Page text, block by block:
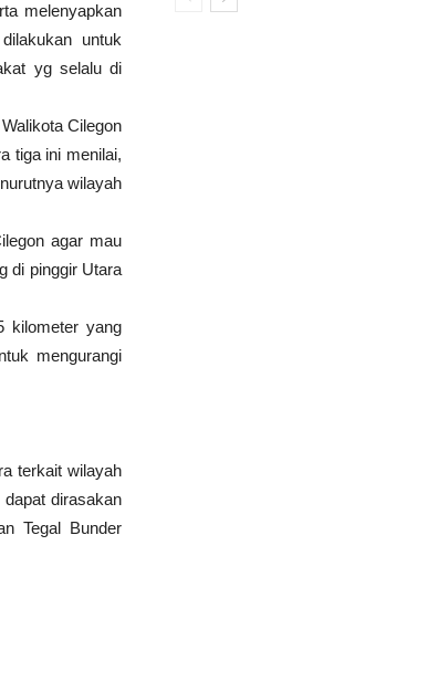
melenyapkan
untuk
yg selalu di
Cilegon
tiga ini menilai,
wilayah
agar mau
di pinggir Utara
kilometer yang
mengurangi
terkait wilayah
dirasakan
Tegal Bunder